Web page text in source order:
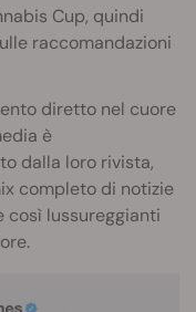
Cup, quindi
raccomandazioni
diretto nel cuore
è
dalla loro rivista,
completo di notizie
così lussureggianti